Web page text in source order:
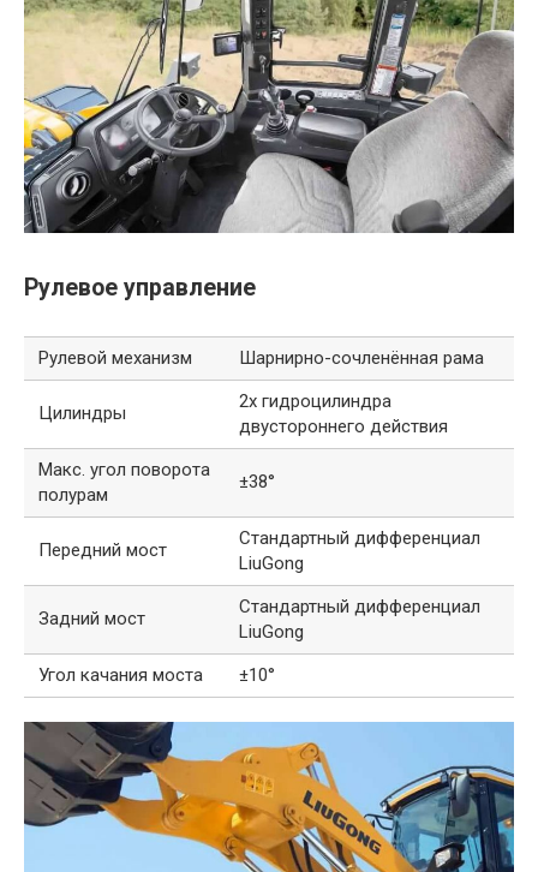
Рулевое управление
Рулевой механизм Шарнирно-сочленённая рама
Цилиндры
2х гидроцилиндра
двустороннего действия
Макс. угол поворота
полурам
±38°
Передний мост
Стандартный дифференциал
LiuGong
Задний мост
Стандартный дифференциал
LiuGong
Угол качания моста
±10°